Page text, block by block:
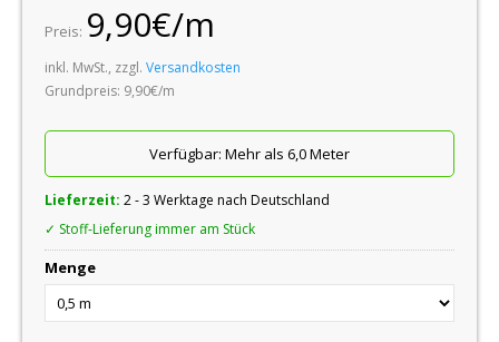
Preis: 9,90€/m
inkl. MwSt., zzgl.Versandkosten
Grundpreis: 9,90€/m
Verfügbar: Mehr als 6,0 Meter
Lieferzeit:2 - 3 Werktage nach Deutschland
✓ Stoff-Lieferung immer am Stück
Menge